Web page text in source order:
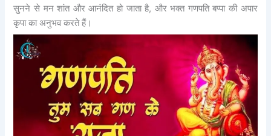
सुनने से मन शांत और आनंदित हो जाता है, और भक्त गणपति बप्पा की अपार
कृपा का अनुभव करते हैं।